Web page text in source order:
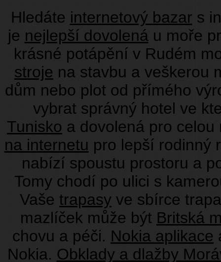
Hledáte internetový bazar s
je nejlepší dovolenáu moře
krásné potápění v Rudém
stroje na stavbu a veškerou
dům nebo plot od přímého
vybrat správný hotel ve
Tunisko a dovolená pro
na internetu pro lepší rodinný
nabízí spoustu prostoru a
Tomy chodí po ulici s
Vaše trapasy ve sbírce
mazlíček může být Britská
chovu a péči. Nokia aplikace
Nokia. Obklady a dlažby